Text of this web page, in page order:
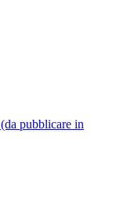
pubblicare in